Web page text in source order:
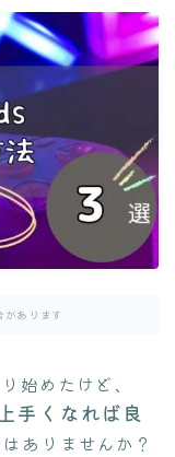
あります
めたけど、
手くなれば良
ありませんか？